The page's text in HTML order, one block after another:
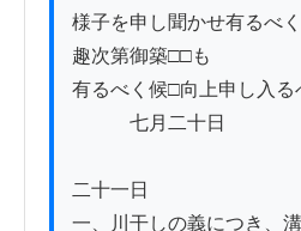
様子を申し聞かせ有るべ
趣次第御築□□も
有るべく候□向上申し入る
七月二十日
二十一日
一、川干しの義につき、